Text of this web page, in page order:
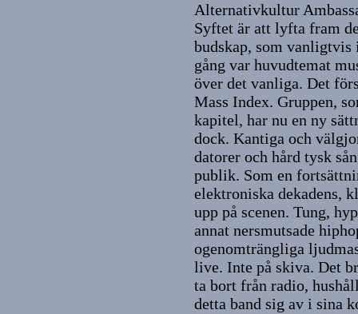
Alternativkultur
Syftet är att lyfta fram
budskap, som vanligtvis
gång var huvudtemat
över det vanliga. Det
Mass Index. Gruppen,
kapitel, har nu en ny
dock. Kantiga och
datorer och hård tysk
publik. Som en
elektroniska dekadens,
upp på scenen. Tung,
annat nersmutsade
ogenomträngliga
live. Inte på skiva. Det
ta bort från radio,
detta band sig av i sina